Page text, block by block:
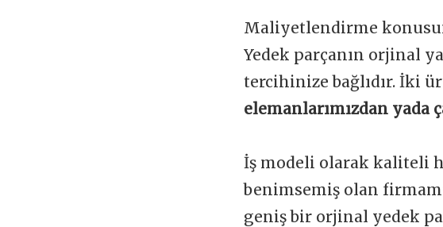
Maliyetlendirme
Yedek parçanın orjinal
tercihinize bağlıdır. İki
elemanlarımızdan
İş modeli olarak kaliteli
benimsemiş olan
geniş bir orjinal yedek